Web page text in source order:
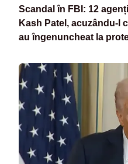
Scandal în FBI: 12
Kash Patel, acuzându-l
au îngenuncheat la